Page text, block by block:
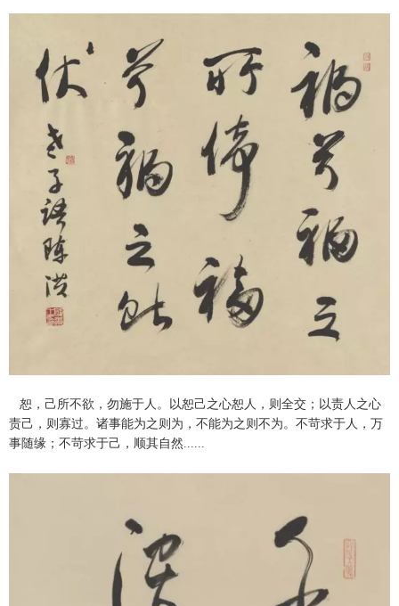
恕，己所不欲，勿施于人。以恕己之心恕人，则全交；以责人之心
责己，则寡过。诸事能为之则为，不能为之则不为。不苛求于人，万
事随缘；不苛求于己，顺其自然......